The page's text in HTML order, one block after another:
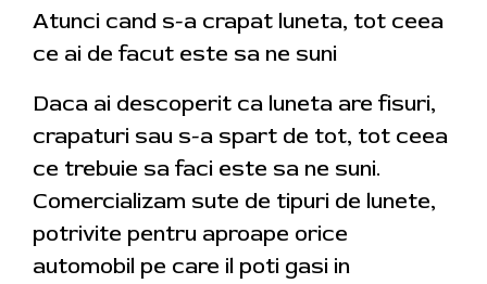
Atunci cand s-a crapat luneta, tot ceea
ce ai de facut este sa ne suni
Daca ai descoperit ca luneta are fisuri,
crapaturi sau s-a spart de tot, tot ceea
ce trebuie sa faci este sa ne suni.
Comercializam sute de tipuri de lunete,
potrivite pentru aproape orice
automobil pe care il poti gasi in